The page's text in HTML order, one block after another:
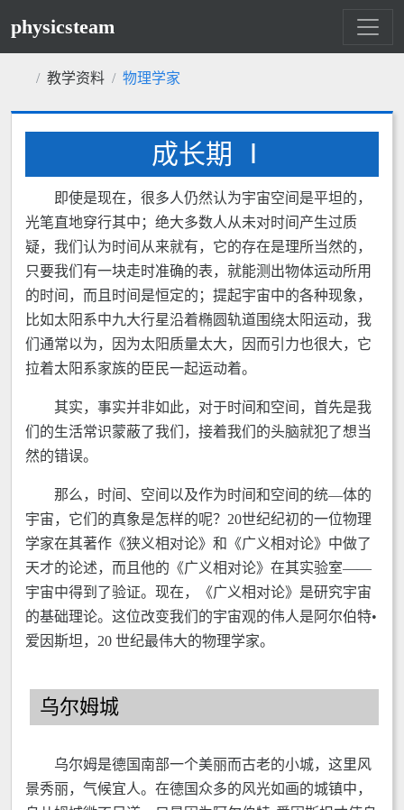
physicsteam
教学资料 物理学家
成长期 Ⅰ
即使是现在，很多人仍然认为宇宙空间是平坦的，
光笔直地穿行其中；绝大多数人从未对时间产生过质
疑，我们认为时间从来就有，它的存在是理所当然的，
只要我们有一块走时准确的表，就能测出物体运动所用
的时间，而且时间是恒定的；提起宇宙中的各种现象，
比如太阳系中九大行星沿着椭圆轨道围绕太阳运动，我
们通常以为，因为太阳质量太大，因而引力也很大，它
拉着太阳系家族的臣民一起运动着。
其实，事实并非如此，对于时间和空间，首先是我
们的生活常识蒙蔽了我们，接着我们的头脑就犯了想当
然的错误。
那么，时间、空间以及作为时间和空间的统—体的
宇宙，它们的真象是怎样的呢？20世纪纪初的一位物理
学家在其著作《狭义相对论》和《广义相对论》中做了
天才的论述，而且他的《广义相对论》在其实验室——
宇宙中得到了验证。现在，《广义相对论》是研究宇宙
的基础理论。这位改变我们的宇宙观的伟人是阿尔伯特•
爱因斯坦，20 世纪最伟大的物理学家。
乌尔姆城
乌尔姆是德国南部一个美丽而古老的小城，这里风
景秀丽，气候宜人。在德国众多的风光如画的城镇中，